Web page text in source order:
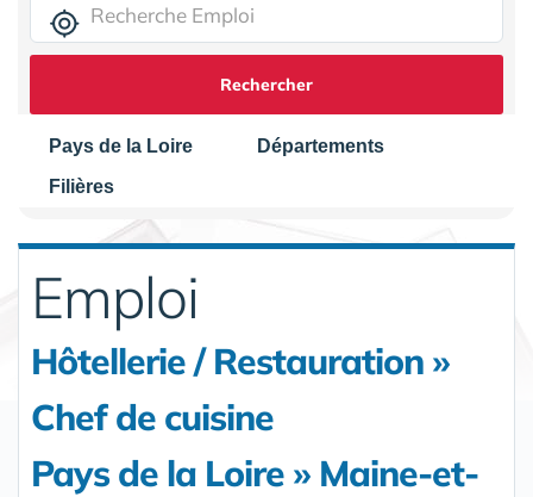
Rechercher
Pays de la Loire
Départements
Filières
Emploi
Hôtellerie / Restauration »
Chef de cuisine
Pays de la Loire » Maine-et-